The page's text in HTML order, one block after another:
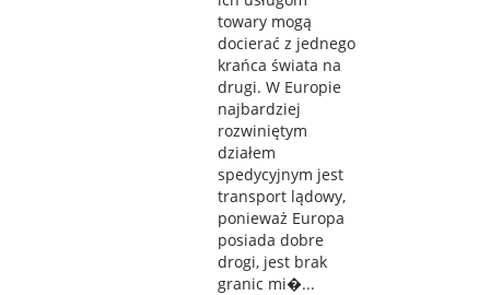
towary mogą
docierać z jednego
krańca świata na
drugi. W Europie
najbardziej
rozwiniętym
działem
spedycyjnym jest
transport lądowy,
ponieważ Europa
posiada dobre
drogi, jest brak
granic mi�...